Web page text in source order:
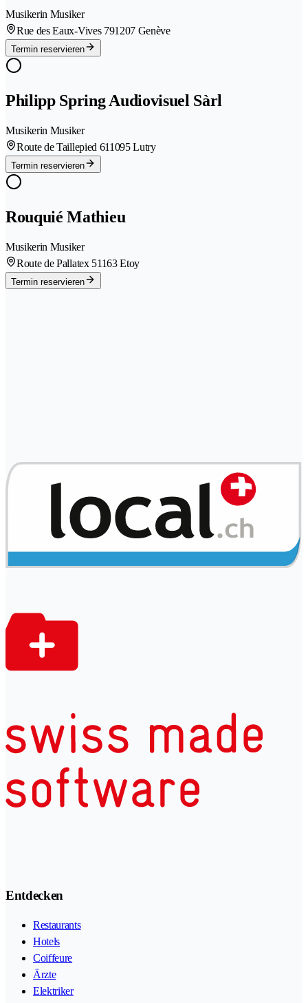
Musikerin Musiker
Rue des Eaux-Vives 791207 Genève
Termin reservieren
Philipp Spring Audiovisuel Sàrl
Musikerin Musiker
Route de Taillepied 611095 Lutry
Termin reservieren
Rouquié Mathieu
Musikerin Musiker
Route de Pallatex 51163 Etoy
Termin reservieren
Entdecken
Restaurants
Hotels
Coiffeure
Ärzte
Elektriker